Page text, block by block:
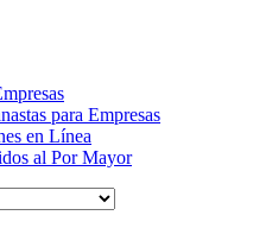
para Empresas
en Línea
al Por Mayor